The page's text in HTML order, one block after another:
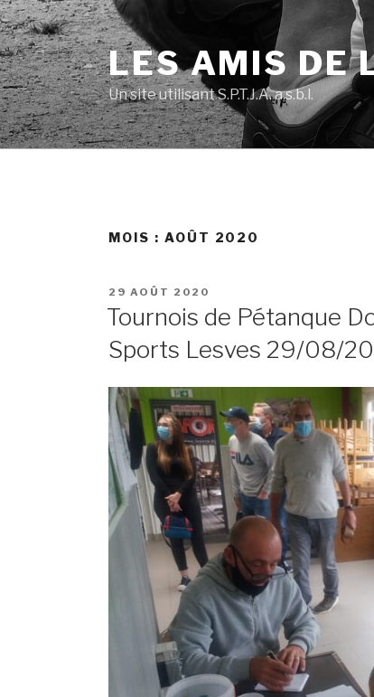
Skip
to
content
LES AMIS DE
Un site utilisant S.P.T.J.A. a.s.b.l.
MOIS : AOÛT 2020
POSTED
29 AOÛT 2020
Tournois de Pétanque
Sports Lesves 29/08/